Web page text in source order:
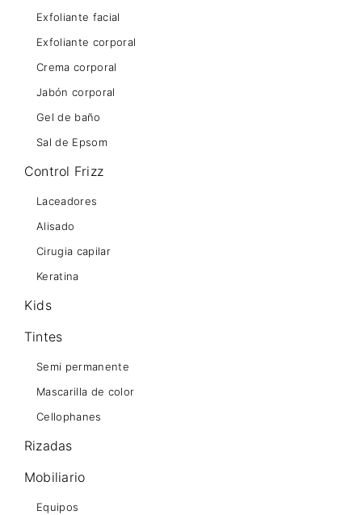
Exfoliante facial
Exfoliante corporal
Crema corporal
Jabón corporal
Gel de baño
Sal de Epsom
Control Frizz
Laceadores
Alisado
Cirugia capilar
Keratina
Kids
Tintes
Semi permanente
Mascarilla de color
Cellophanes
Rizadas
Mobiliario
Equipos